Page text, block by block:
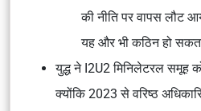
की नीति पर वापस लौट
यह और भी कठिन हो
युद्ध ने I2U2 मिनिलेटरल समूह
क्योंकि 2023 से वरिष्ठ